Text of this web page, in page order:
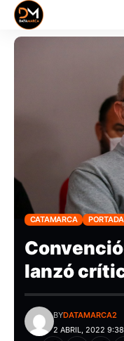
CATAMARCA
lanzó
2 ABRIL, 2022
BYDATAMARCA2